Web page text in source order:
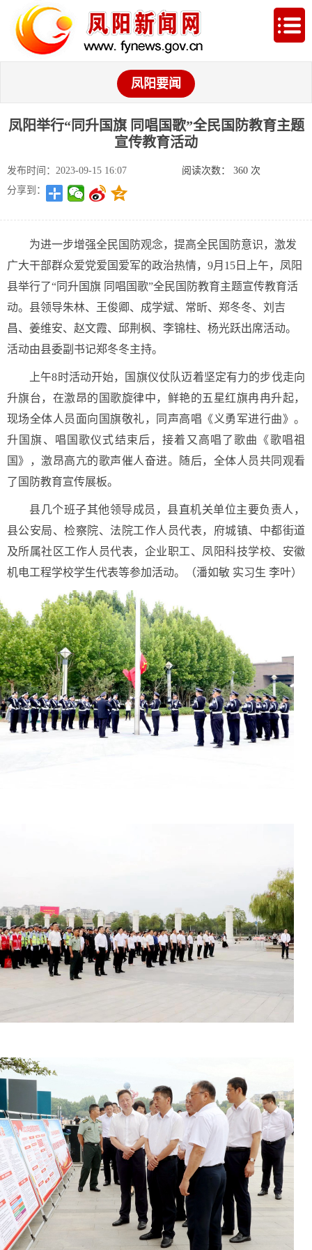
凤阳要闻
凤阳举行“同升国旗 同唱国歌”全民国防教育主题
宣传教育活动
发布时间：2023-09-15 16:07 阅读次数： 360 次
分享到：
为进一步增强全民国防观念，提高全民国防意识，激发
广大干部群众爱党爱国爱军的政治热情，9月15日上午，凤阳
县举行了“同升国旗 同唱国歌”全民国防教育主题宣传教育活
动。县领导朱林、王俊卿、成学斌、常昕、郑冬冬、刘吉
昌、姜维安、赵文霞、邱荆枫、李锦柱、杨光跃出席活动。
活动由县委副书记郑冬冬主持。
上午8时活动开始，国旗仪仗队迈着坚定有力的步伐走向
升旗台，在激昂的国歌旋律中，鲜艳的五星红旗冉冉升起，
现场全体人员面向国旗敬礼，同声高唱《义勇军进行曲》。
升国旗、唱国歌仪式结束后，接着又高唱了歌曲《歌唱祖
国》，激昂高亢的歌声催人奋进。随后，全体人员共同观看
了国防教育宣传展板。
县几个班子其他领导成员，县直机关单位主要负责人，
县公安局、检察院、法院工作人员代表，府城镇、中都街道
及所属社区工作人员代表，企业职工、凤阳科技学校、安徽
机电工程学校学生代表等参加活动。（潘如敏 实习生 李叶）